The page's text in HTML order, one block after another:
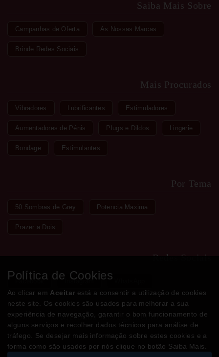
Saiba Mais Sobre
Campanhas de Oferta As Nossas Marcas
Brinde Redes Sociais
Mais Procurados
Vibradores Lubrificantes Estimuladores
Aumentadores de Pénis Plugs e Dildos Lingerie
Bondage Estimulantes
Por Tema
50 Sombras de Grey Potencia Maxima
Prazer a Dois
Redes Sociais
Facebook Instagram
Métodos de Pagamento
Política de Cookies
Ao clicar em Aceitar está a consentir a utilização de cookies
neste site. Os cookies são usados para melhorar a sua
experiência de navegação, garantir o bom funcionamento de
alguns serviços e recolher dados técnicos para análise de
tráfego. Se desejar mais informação sobre estes cookies e a
forma como são usados por nós clique no botão Saiba Mais.